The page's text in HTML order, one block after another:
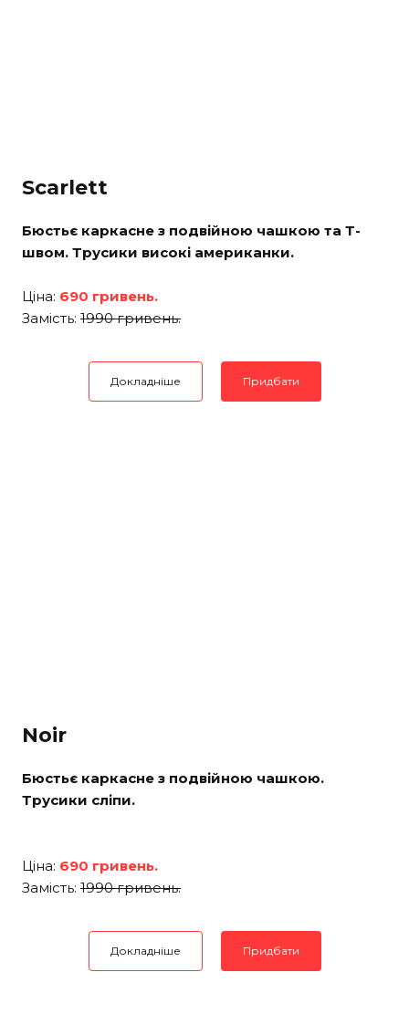
Scarlett
Бюстьє каркасне з подвійною чашкою та Т-
швом. Трусики високі американки.
Ціна: 690 гривень.
Замість: 1990 гривень.
Докладніше Придбати
Noir
Бюстьє каркасне з подвійною чашкою.
Трусики сліпи.
Ціна: 690 гривень.
Замість: 1990 гривень.
Докладніше Придбати